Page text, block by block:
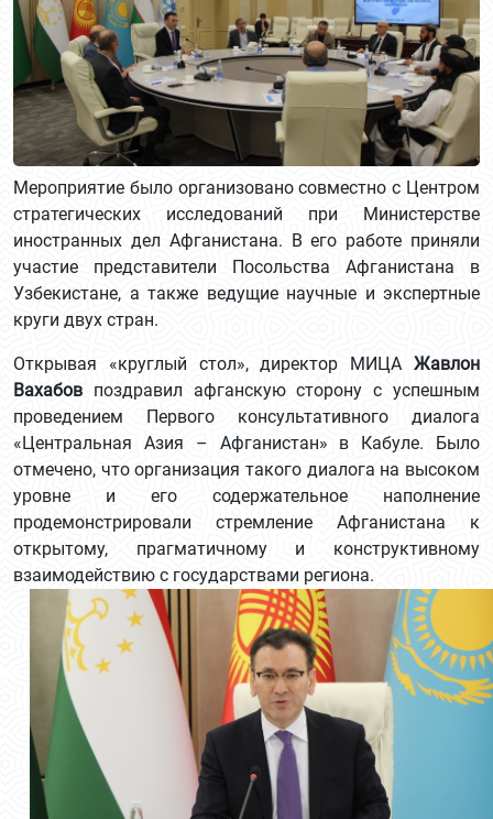
Мероприятие было организовано совместно с Центром
стратегических исследований при Министерстве
иностранных дел Афганистана. В его работе приняли
участие представители Посольства Афганистана в
Узбекистане, а также ведущие научные и экспертные
круги двух стран.
Открывая «круглый стол», директор МИЦА Жавлон
Вахабов поздравил афганскую сторону с успешным
проведением Первого консультативного диалога
«Центральная Азия – Афганистан» в Кабуле. Было
отмечено, что организация такого диалога на высоком
уровне и его содержательное наполнение
продемонстрировали стремление Афганистана к
открытому, прагматичному и конструктивному
взаимодействию с государствами региона.